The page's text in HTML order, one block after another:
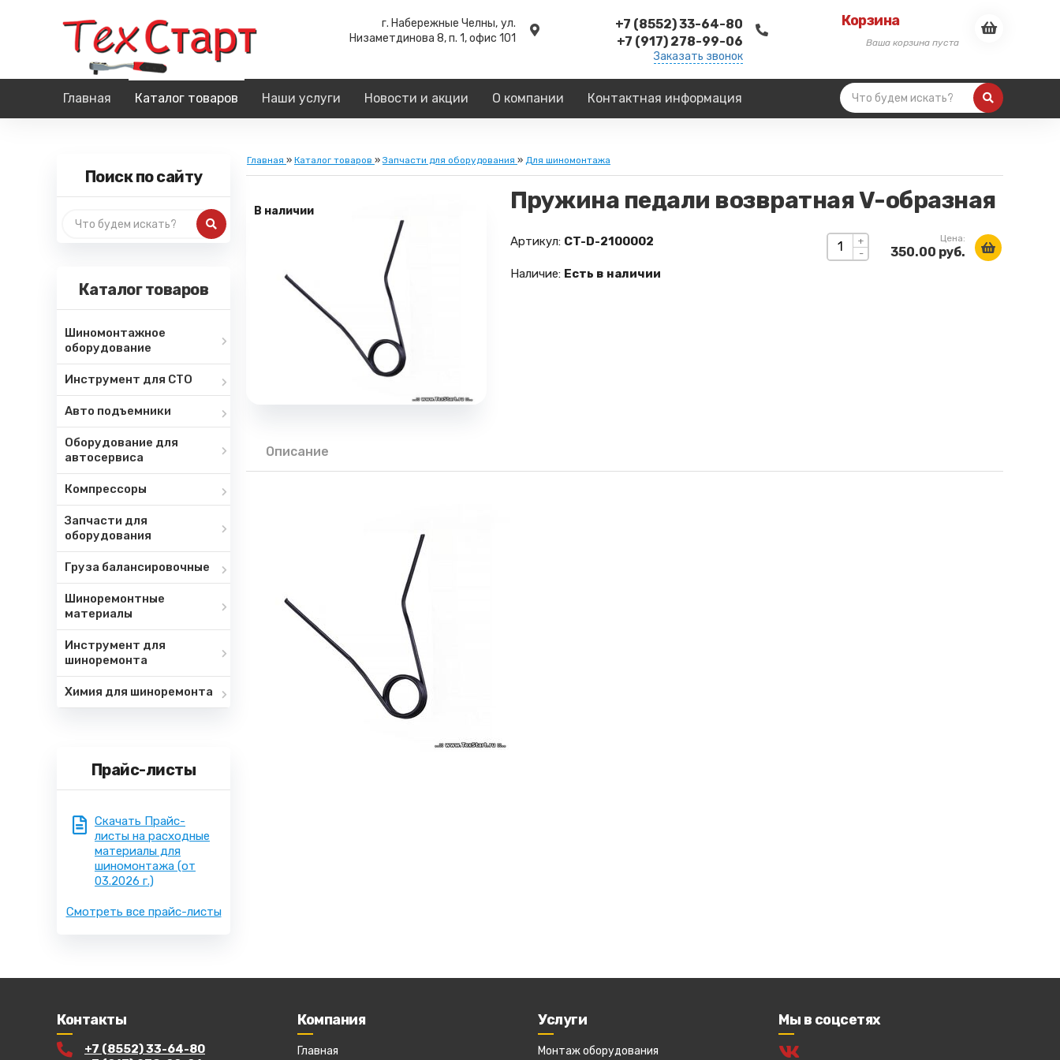
г. Набережные Челны, ул.
Низаметдинова 8, п. 1, офис 101
+7 (8552) 33-64-80
+7 (917) 278-99-06
Заказать звонок
Корзина
Ваша корзина пуста
Главная Каталог товаров Наши услуги Новости и акции О компании Контактная информация
Поиск по сайту
Каталог товаров
Шиномонтажное
оборудование
Инструмент для СТО
Авто подъемники
Оборудование для
автосервиса
Компрессоры
Запчасти для
оборудования
Груза балансировочные
Шиноремонтные
материалы
Инструмент для
шиноремонта
Химия для шиноремонта
Прайс-листы
Скачать Прайс-
листы на расходные
материалы для
шиномонтажа (от
03.2026 г.)
Смотреть все прайс-листы
Главная » Каталог товаров »Запчасти для оборудования » Для шиномонтажа
В наличии Пружина педали возвратная V-образная
+
-
Цена:
350.00 руб.
Артикул: CT-D-2100002
Наличие: Есть в наличии
Описание
Контакты
+7 (8552) 33-64-80
Компания
Главная
Услуги
Монтаж оборудования
Мы в соцсетях